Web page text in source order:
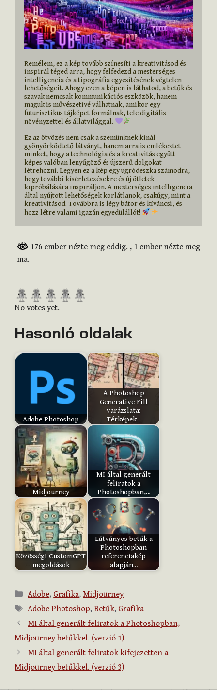
Remélem, ez a kép tovább színesíti a kreativitásod és
inspirál téged arra, hogy felfedezd a mesterséges
intelligencia és a tipográfia egyesítésének végtelen
lehetőségeit. Ahogy ezen a képen is láthatod, a betűk és
szavak nemcsak kommunikációs eszközök, hanem
maguk is művészetivé válhatnak, amikor egy
futurisztikus tájképet formálnak, tele digitális
növényzettel és állatvilággal.
Ez az ötvözés nem csak a szemünknek kínál
gyönyörködtető látványt, hanem arra is emlékeztet
minket, hogy a technológia és a kreativitás együtt
képes valóban lenyűgöző és újszerű dolgokat
létrehozni. Legyen ez a kép egy ugródeszka számodra,
hogy további kísérletezésekre és új ötletek
kipróbálására inspiráljon. A mesterséges intelligencia
által nyújtott lehetőségek korlátlanok, csakúgy, mint a
kreativitásod. Továbbra is légy bátor és kíváncsi, és
hozz létre valami igazán egyedülállót!
176 ember nézte meg eddig. , 1 ember nézte meg
ma.
R
a
e
h
e
m
Submit
Rating
No votes yet.
Hasonló oldalak
Adobe Photoshop
A Photoshop
Generative Fill
varázslata:
Térképek…
Midjourney
MI által generált
feliratok a
Photoshopban,…
Közösségi CustomGPT
megoldások
Látványos betűk a
Photoshopban
referenciakép
alapján…
Kategória
Adobe, Grafika,Midjourney
Címkék
Adobe Photoshop,Betűk, Grafika
MI által generált feliratok a Photoshopban,
Midjourney betűkkel. (verzió 1)
MI által generált feliratok kifejezetten a
Midjourney betűkkel. (verzió 3)